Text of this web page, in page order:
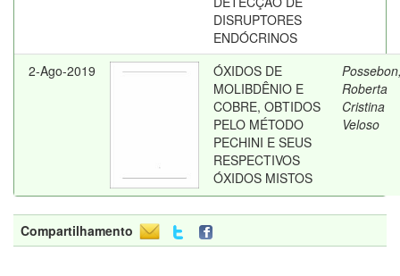
DISRUPTORES
ENDÓCRINOS
2-Ago-2019
ÓXIDOS DE
MOLIBDÊNIO E
COBRE, OBTIDOS
PELO MÉTODO
PECHINI E SEUS
RESPECTIVOS
ÓXIDOS MISTOS
Roberta
Cristina
Veloso
Compartilhamento